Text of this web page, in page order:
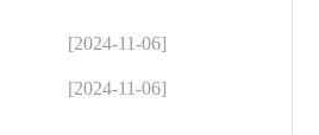
[2024-11-06]
[2024-11-06]